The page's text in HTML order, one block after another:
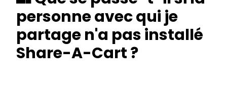
personne avec qui je
partage n'a pas installé
Share-A-Cart ?